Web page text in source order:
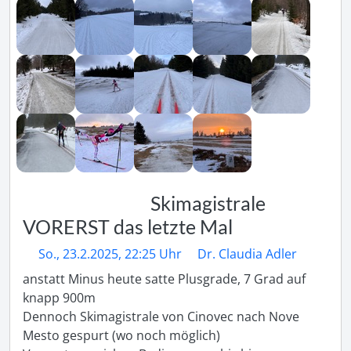
Skimagistrale
VORERST das letzte Mal
So., 23.2.2025, 22:25 Uhr
Dr. Claudia Adler
anstatt Minus heute satte Plusgrade, 7 Grad auf
knapp 900m
Dennoch Skimagistrale von Cinovec nach Nove
Mesto gespurt (wo noch möglich)